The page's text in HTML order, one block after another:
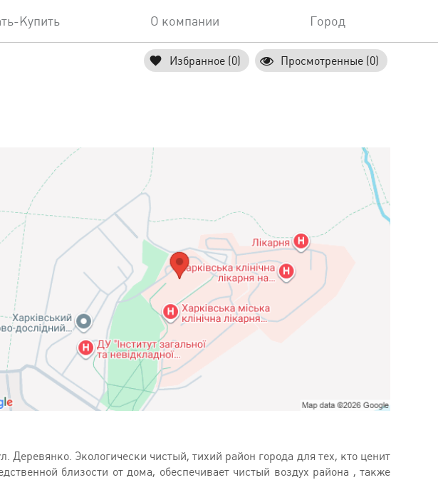
Купить О компании Город
Избранное (0) Просмотренные (0)
Экологически чистый, тихий район города для тех, кто ценит
близости от дома, обеспечивает чистый воздух района , также